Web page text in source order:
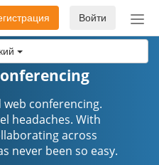
Войти
web conferencing.
headaches. ​​​​​​​With
across
never been so easy.